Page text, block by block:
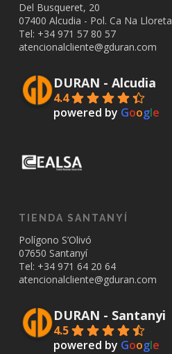
Del Busqueret, 20
07400 Alcudia - Pol. Ca Na Lloreta
Tel: +34 971 57 80 57
atencionalcliente@gduran.com
DURAN - Alcudia
4.4
powered by Google
TIENDA SANTANYÍ
Polígono S’Olivó
07650 Santanyí
Tel: +34 971 64 20 64
atencionalcliente@gduran.com
DURAN - Santanyi
4.5
powered by Google